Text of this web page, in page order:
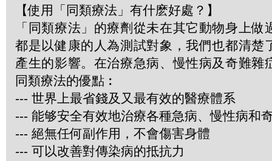
【使用「同類療法」有什麽好處？】
「同類療法」的療劑從未在其它動物身上做
都是以健康的人為測試對象，我們也都清楚
產生的影響。在治療急病、慢性病及奇難雜
同類療法的優點︰
--- 世界上最省錢及又最有效的醫療體系
--- 能够安全有效地治療各種急病、慢性病和
--- 絕無任何副作用，不會傷害身體
--- 可以改善對傳染病的抵抗力